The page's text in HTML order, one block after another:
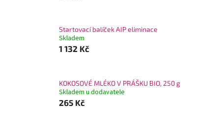
Startovací balíček AIP eliminace
Skladem
1 132 Kč
KOKOSOVÉ MLÉKO V PRÁŠKU BIO, 250 g
Skladem u dodavatele
265 Kč